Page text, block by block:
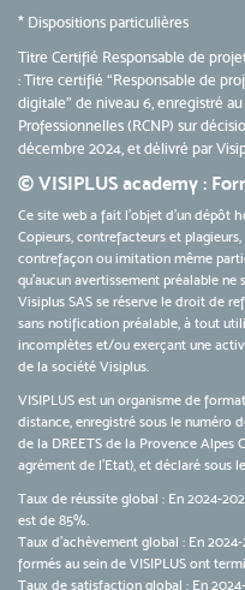
* Dispositions particulières
Titre Certifié Responsable de
: Titre certifié “Responsable de
digitale” de niveau 6, enregistré
Professionnelles (RCNP) sur
décembre 2024, et délivré par
© VISIPLUS academy :
Ce site web a fait l'objet d'un dépôt
Copieurs, contrefacteurs et
contrefaçon ou imitation même
qu’aucun avertissement préalable ne
Visiplus SAS se réserve le droit de
sans notification préalable, à tout
incomplètes et/ou exerçant une
de la société Visiplus.
VISIPLUS est un organisme de
distance, enregistré sous le numéro
de la DREETS de la Provence Alpes
agrément de l’Etat), et déclaré sous
Taux de réussite global : En 2024-
est de 85%.
Taux d’achèvement global : En
formés au sein de VISIPLUS ont
Taux de satisfaction global : En